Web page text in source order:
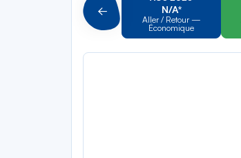
Précédent
N/A*
Aller / Retour —
Économique